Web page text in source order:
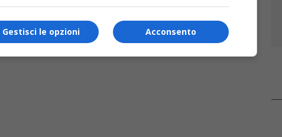
Acconsento
Gestisci le opzioni